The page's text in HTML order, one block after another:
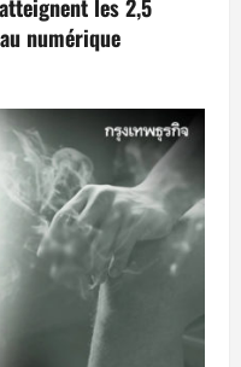
les 2,5
numérique